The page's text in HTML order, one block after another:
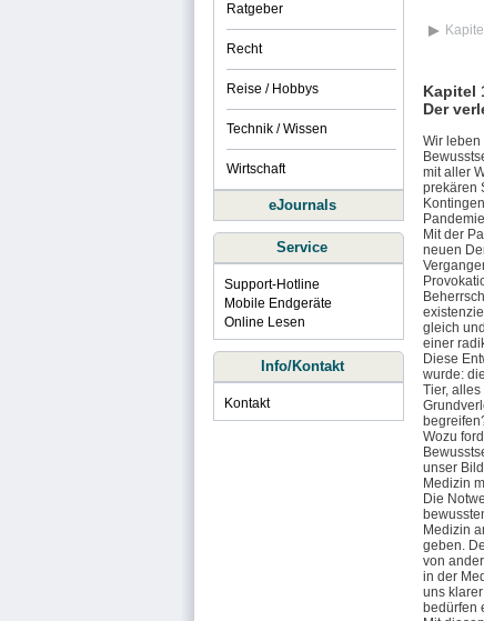
Kapitel
Der
Wir leben
mit aller
prekären
Mit der
neuen
gleich
einer
Diese
wurde:
Tier,
Wozu
unser
Medizin
Die
Medizin
geben.
von
in der
uns
bedürfen
Ratgeber
Recht
Reise / Hobbys
Technik / Wissen
Wirtschaft
eJournals
Service
Support-Hotline
Mobile Endgeräte
Online Lesen
Info/Kontakt
Kontakt